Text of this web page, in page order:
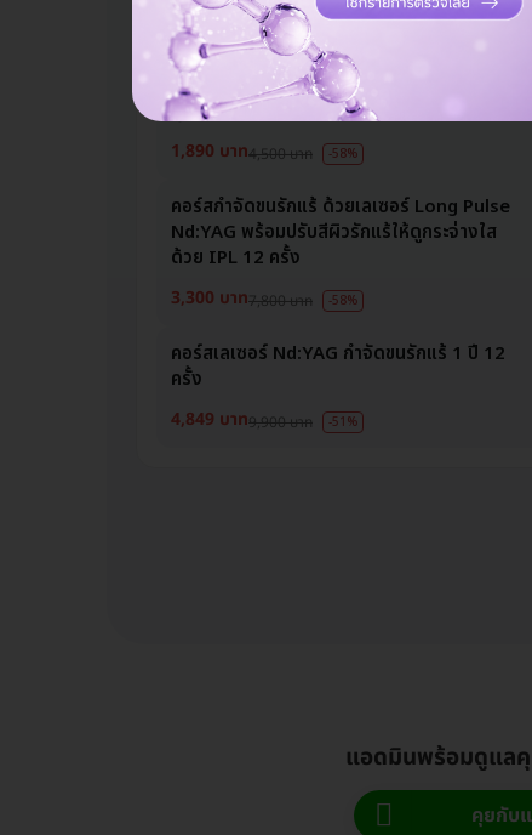
คอร์สกำจัดขนรักแร้ ด้วยเลเซอร์ Long Pulse
Nd:YAG พร้อมทำทรีตเมนต์ปรับสีผิวรักแร้ให้
ดูกระจ่างใส 12 ครั้ง
1,890 บาท4,500 บาท -58%
คอร์สกำจัดขนรักแร้ ด้วยเลเซอร์ Long Pulse
Nd:YAG พร้อมปรับสีผิวรักแร้ให้ดูกระจ่างใส
ด้วย IPL 12 ครั้ง
3,300 บาท7,800 บาท -58%
คอร์สเลเซอร์ Nd:YAG กำจัดขนรักแร้ 1 ปี 12
ครั้ง
4,849 บาท9,900 บาท -51%
แอดมินพร้อมดูแล
คุยกับ